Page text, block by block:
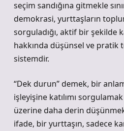
seçim sandığına gitmekle
demokrasi, yurttaşların
sorguladığı, aktif bir şekilde
hakkında düşünsel ve
sistemdir.
“Dek durun” demek, bir
işleyişine katılımı
üzerine daha derin
ifade, bir yurttaşın, sadece